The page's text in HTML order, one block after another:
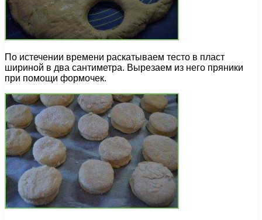
По истечении времени раскатываем тесто в пласт
шириной в два сантиметра. Вырезаем из него пряники
при помощи формочек.